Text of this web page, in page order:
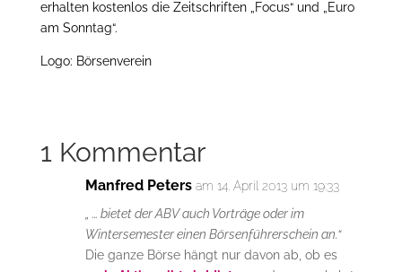
erhalten kostenlos die Zeitschriften „Focus“ und „Euro
am Sonntag“.
Logo: Börsenverein
1 Kommentar
Manfred Peters am 14. April 2013 um 19:33
„ … bietet der ABV auch Vorträge oder im
Wintersemester einen Börsenführerschein an.“
Die ganze Börse hängt nur davon ab, ob es